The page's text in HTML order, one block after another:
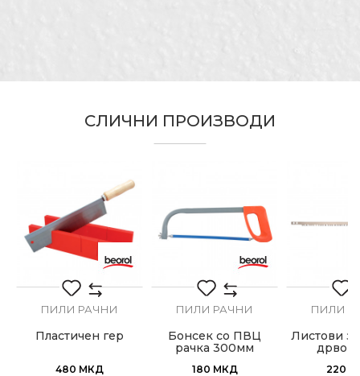
ИСПРАТИ
СЛИЧНИ ПРОИЗВОДИ
ПИЛИ РАЧНИ
Пластичен гер
480 МКД
ПИЛИ РАЧНИ
Бонсек со ПВЦ
рачка 300мм
180 МКД
ПИЛИ
Листови
дрво
220